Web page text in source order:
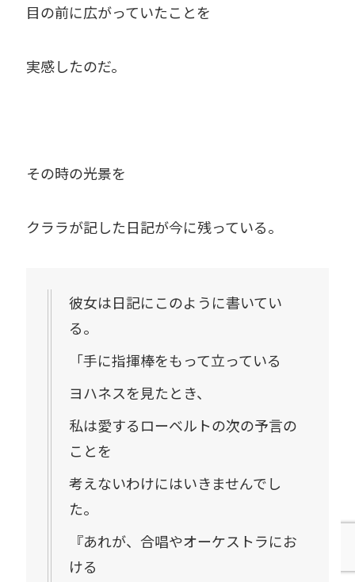
目の前に広がっていたことを
実感したのだ。
その時の光景を
クララが記した日記が今に残っている。
彼女は日記にこのように書いてい
る。
「手に指揮棒をもって立っている
ヨハネスを見たとき、
私は愛するローベルトの次の予言の
ことを
考えないわけにはいきませんでし
た。
『あれが、合唱やオーケストラにお
ける